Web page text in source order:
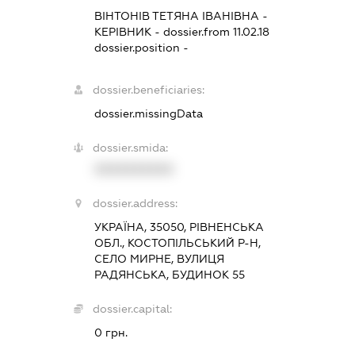
ВІНТОНІВ ТЕТЯНА ІВАНІВНА -
КЕРІВНИК- dossier.from 11.02.18
dossier.position -
dossier.beneficiaries:
dossier.missingData
dossier.smida:
dossier.address:
УКРАЇНА, 35050, РІВНЕНСЬКА
ОБЛ., КОСТОПІЛЬСЬКИЙ Р-Н,
СЕЛО МИРНЕ, ВУЛИЦЯ
РАДЯНСЬКА, БУДИНОК 55
dossier.capital:
0 грн.